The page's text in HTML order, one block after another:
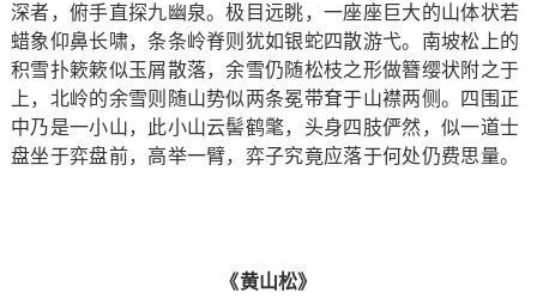
深者，俯手直探九幽泉。极目远眺，一座座巨大的山体状若
蜡象仰鼻长啸，条条岭脊则犹如银蛇四散游弋。南坡松上的
积雪扑簌簌似玉屑散落，余雪仍随松枝之形做簪缨状附之于
上，北岭的余雪则随山势似两条冕带耷于山襟两侧。四围正
中乃是一小山，此小山云髻鹤氅，头身四肢俨然，似一道士
盘坐于弈盘前，高举一臂，弈子究竟应落于何处仍费思量。
《黄山松》